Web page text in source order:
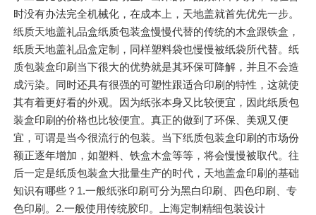
时没有办法完全机械化，在成本上，天地盖就首先优先一步。
纸质天地盖礼品盒纸质包装盒慢慢代替的传统的木盒跟铁盒，
纸质天地盖礼品盒定制，同样塑料袋也慢慢被纸袋所代替。纸
质包装盒印刷当下很大的优势就是其环保可降解，并且不会造
成污染。同时还具有很强的可塑性跟适合印刷的特性，这就使
其有着更好看的外观。因为纸张本身又比较便宜，因此纸质包
装盒印刷的价格也比较便宜。真正的做到了环保、美观又便
宜，可谓是当今很流行的包装。当下纸质包装盒印刷的市场份
额正逐年增加，如塑料、铁盒木盒等等，将会慢慢被取代。往
后一定是纸质包装盒大批量生产的时代，天地盖盒印刷的基础
知识有哪些？1.一般纸张印刷可分为黑白印刷、四色印刷、专
色印刷。2.一般使用传统胶印。上海定制精细包装设计